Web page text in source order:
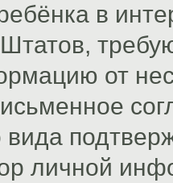
в
от
вида
личной